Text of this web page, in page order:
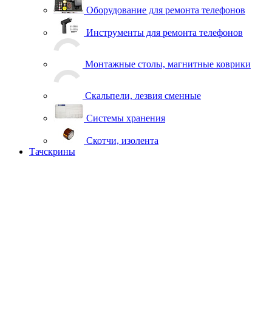
Оборудование для ремонта телефонов
Инструменты для ремонта телефонов
Системы хранения
Скотчи, изолента
Тачскрины